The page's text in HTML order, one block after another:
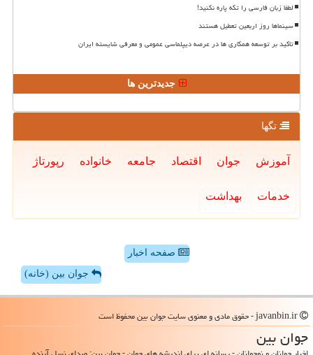
لطفا زبان فارسی را تکه پاره نکنید!
سینماها روز اربعین تعطیل هستند
تاکید بر توسعه همکاری ها در عرصه دیپلماسی عمومی و معرفی شایسته ایران
جدیدترین ها
تگها
آموزش جوان اقتصاد جامعه خانواده رپورتاژ
خدمات بهداشت
صفحه اخبار
جوان بین (خانه)
جوان بین